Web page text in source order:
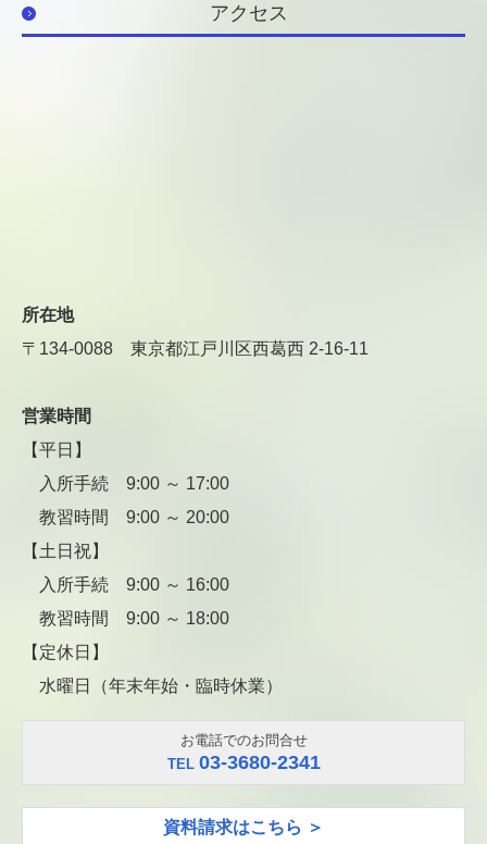
アクセス
所在地
〒134-0088 東京都江戸川区西葛西 2-16-11
営業時間
【平日】
入所手続 9:00 ～ 17:00
教習時間 9:00 ～ 20:00
【土日祝】
入所手続 9:00 ～ 16:00
教習時間 9:00 ～ 18:00
【定休日】
水曜日（年末年始・臨時休業）
お電話でのお問合せ
TEL 03-3680-2341
資料請求はこちら ＞